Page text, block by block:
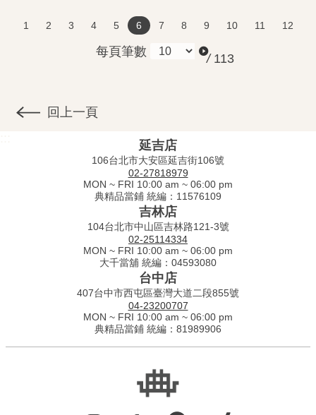
1 2 3 4 5 6 7 8 9 10 11 12
每頁筆數 / 113
回上一頁
延吉店
106台北市大安區延吉街106號
02-27818979
MON ~ FRI 10:00 am ~ 06:00 pm
典精品當鋪 統編：11576109
吉林店
104台北市中山區吉林路121-3號
02-25114334
MON ~ FRI 10:00 am ~ 06:00 pm
大千當舖 統編：04593080
台中店
407台中市西屯區臺灣大道二段855號
04-23200707
MON ~ FRI 10:00 am ~ 06:00 pm
典精品當鋪 統編：81989906